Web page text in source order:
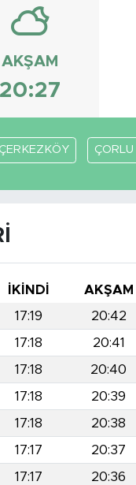
AKŞAM
20:27
ÇERKEZKÖY ÇORLU
İKINDI AKŞAM
17:19 20:42
17:18 20:41
17:18 20:40
17:18 20:39
17:18 20:38
17:17 20:37
17:17 20:36